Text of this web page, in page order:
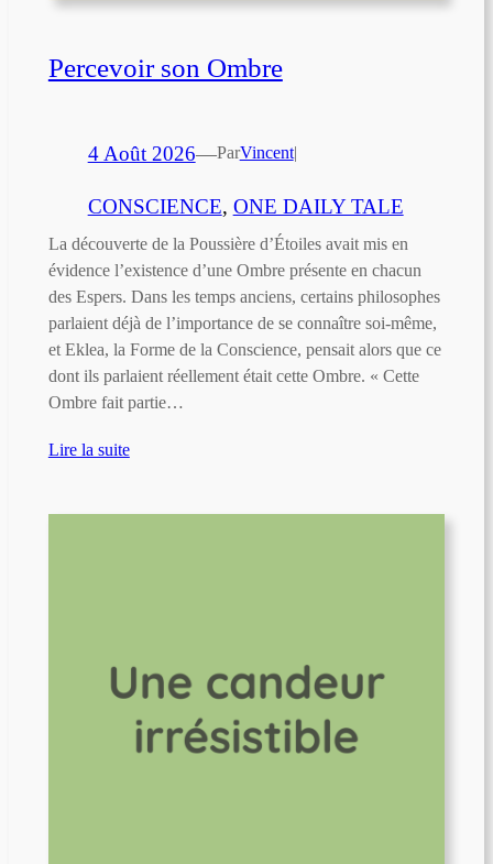
Percevoir son Ombre
4 Août 2026—ParVincent|
CONSCIENCE, ONE DAILY TALE
La découverte de la Poussière d’Étoiles avait mis en
évidence l’existence d’une Ombre présente en chacun
des Espers. Dans les temps anciens, certains philosophes
parlaient déjà de l’importance de se connaître soi-même,
et Eklea, la Forme de la Conscience, pensait alors que ce
dont ils parlaient réellement était cette Ombre. « Cette
Ombre fait partie…
Lire la suite